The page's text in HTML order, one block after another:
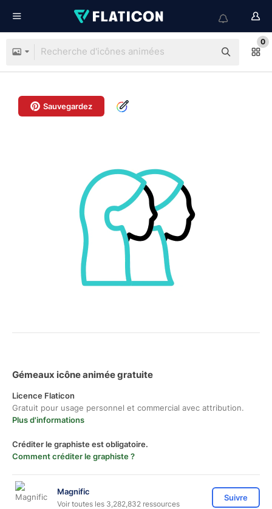
0
Sauvegardez
Gémeaux icône animée gratuite
Licence Flaticon
Gratuit pour usage personnel et commercial avec attribution.
Plus d'informations
Créditer le graphiste est obligatoire.
Comment créditer le graphiste ?
Magnific
Voir toutes les 3,282,832 ressources
Suivre